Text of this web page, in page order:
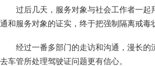
过后几天，服务对象与社会工作者一
通和服务对象的证实，终于把强制隔离戒毒
经过一番多部门的走访和沟通，漫长
去车管所处理驾驶证问题更有信心。